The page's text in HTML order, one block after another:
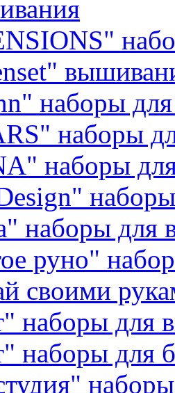
наборы
наборы
наборы
наборы для
руно"
своими
наборы для
наборы для